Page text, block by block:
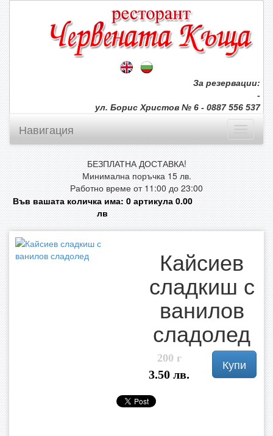
За резервации:
-
ул. Борис Христов № 6 - 0887 556 537
Навигация
БЕЗПЛАТНА ДОСТАВКА!
Минимална поръчка 15 лв.
Работно време от 11:00 до 23:00
Във вашата количка има:0артикула0.00
лв
Кайсиев
сладкиш с
ванилов
сладолед
200 г
3.50 лв.
Купи